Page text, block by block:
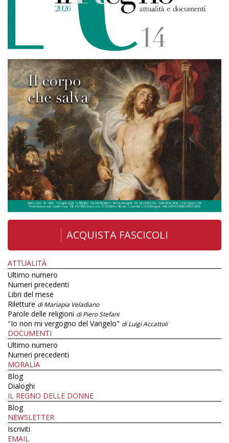
ACQUISTA FASCICOLI
ATTUALITÀ
Ultimo numero
Numeri precedenti
Libri del mese
Riletture di Mariapia Veladiano
Parole delle religioni di Piero Stefani
"Io non mi vergogno del Vangelo" di Luigi Accattoli
DOCUMENTI
Ultimo numero
Numeri precedenti
MORALIA
Blog
Dialoghi
IL REGNO DELLE DONNE
Blog
NEWSLETTER
Iscriviti
EMAIL